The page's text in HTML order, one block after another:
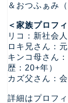
＆おつふぁみ
＜家族プロフ
リコ：新社会
ロキ兄さん：
キンコ母さん
歴：20+年）
カズ父さん：
詳細はプロフ